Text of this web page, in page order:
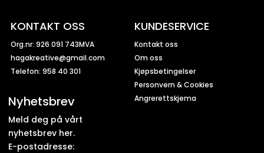
KONTAKT OSS
Org.nr: 926 091 743MVA
hagakreative@gmail.com
Telefon: 958 40 301
Nyhetsbrev
Meld deg på vårt
nyhetsbrev her.
E-postadresse:
KUNDESERVICE
Kontakt oss
Om oss
Kjøpsbetingelser
Personvern & Cookies
Angrerettskjema